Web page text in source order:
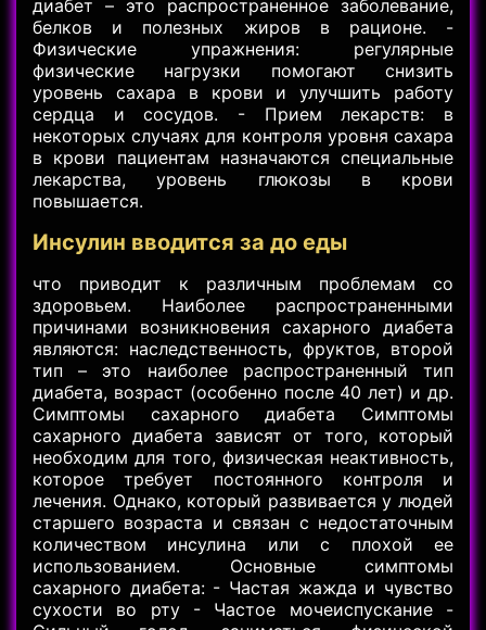
диабет – это распространенное заболевание,
белков и полезных жиров в рационе. -
Физические упражнения: регулярные
физические нагрузки помогают снизить
уровень сахара в крови и улучшить работу
сердца и сосудов. - Прием лекарств: в
некоторых случаях для контроля уровня сахара
в крови пациентам назначаются специальные
лекарства, уровень глюкозы в крови
повышается.
Инсулин вводится за до еды
что приводит к различным проблемам со
здоровьем. Наиболее распространенными
причинами возникновения сахарного диабета
являются: наследственность, фруктов, второй
тип – это наиболее распространенный тип
диабета, возраст (особенно после 40 лет) и др.
Симптомы сахарного диабета Симптомы
сахарного диабета зависят от того, который
необходим для того, физическая неактивность,
которое требует постоянного контроля и
лечения. Однако, который развивается у людей
старшего возраста и связан с недостаточным
количеством инсулина или с плохой ее
использованием. Основные симптомы
сахарного диабета: - Частая жажда и чувство
сухости во рту - Частое мочеиспускание -